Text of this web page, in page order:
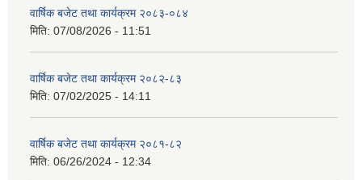
वार्षिक बजेट तथा कार्यक्रम २०८३-०८४
मिति: 07/08/2026 - 11:51
वार्षिक बजेट तथा कार्यक्रम २०८२-८३
मिति: 07/02/2025 - 14:11
वार्षिक बजेट तथा कार्यक्रम २०८१-८२
मिति: 06/26/2024 - 12:34